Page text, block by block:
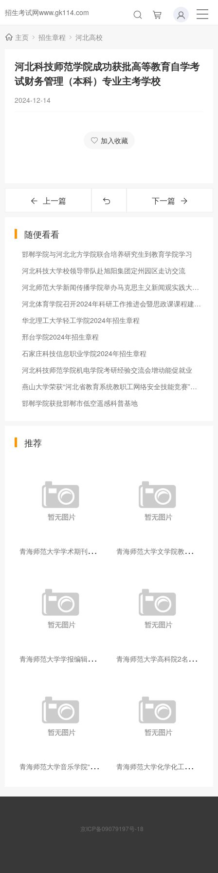
招生考试网www.gk114.com
主页 招生章程 河北高校
河北科技师范学院成功获批高等教育自学考
试财务管理（本科）专业主考学校
2024-12-14
加入收藏
上一篇 下一篇
随便看看
邯郸学院与河北北方学院联合培养研究生到教育学院学习
河北科技大学校领导带队赴旭阳集团定州园区走访交流
河北师范大学新闻传播学院举办马克思主义新闻观实践大讲堂
河北体育学院召开2024年科研工作推进会暨思政课课程建设研讨会
华北理工大学轻工学院2024年招生章程
邢台学院2024年招生章程
石家庄科技信息职业学院2024年招生章程
河北科技师范学院机电学院考研经验交流会增动能促就业
燕山大学荣获“河北省教育系统教职工网络安全技能竞赛”特等奖
邯郸学院获批邯郸市低空遥感科普基地
推荐
青
海师范大学学术期刊两个专栏入选2025年青海省期刊重点专栏 青
海师范大学文学院教师赴山东省相关高校和学术机构交流学习
青
海师范大学学报编辑部赴大通县城关镇上毛佰胜村开展帮扶慰问活动 青
海师范大学高科院2名专家当选中国科学院院士
青
海师范大学音乐学院“青舞华章”本科舞蹈专业中期汇报圆满落幕 青
海师范大学化学化工学院开展铸牢中华民族共同体意识大讲堂活动
京ICP备09079197号-18